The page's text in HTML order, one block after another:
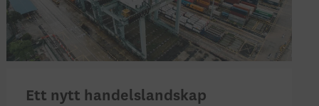
Ett nytt handelslandskap